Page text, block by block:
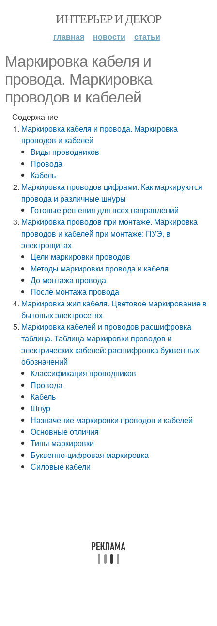
ИНТЕРЬЕР И ДЕКОР
главная новости статьи
Маркировка кабеля и
провода. Маркировка
проводов и кабелей
Содержание
Маркировка кабеля и провода. Маркировка
проводов и кабелей
Виды проводников
Провода
Кабель
Маркировка проводов цифрами. Как маркируются
провода и различные шнуры
Готовые решения для всех направлений
Маркировка проводов при монтаже. Маркировка
проводов и кабелей при монтаже: ПУЭ, в
электрощитах
Цели маркировки проводов
Методы маркировки провода и кабеля
До монтажа провода
После монтажа провода
Маркировка жил кабеля. Цветовое маркирование в
бытовых электросетях
Маркировка кабелей и проводов расшифровка
таблица. Таблица маркировки проводов и
электрических кабелей: расшифровка буквенных
обозначений
Классификация проводников
Провода
Кабель
Шнур
Назначение маркировки проводов и кабелей
Основные отличия
Типы маркировки
Буквенно-цифровая маркировка
Силовые кабели